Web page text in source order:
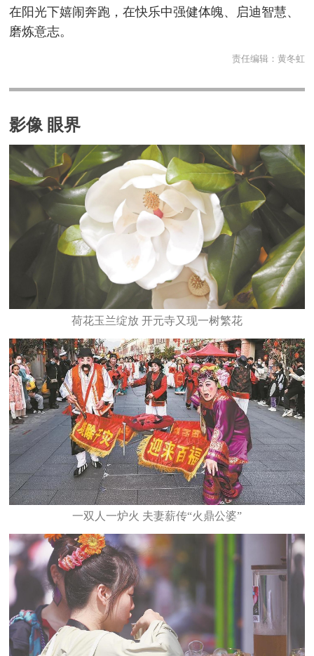
在阳光下嬉闹奔跑，在快乐中强健体魄、启迪智慧、
磨炼意志。
责任编辑： 黄冬虹
影像 眼界
​荷花玉兰绽放 开元寺又现一树繁花
一双人一炉火 夫妻薪传“火鼎公婆”